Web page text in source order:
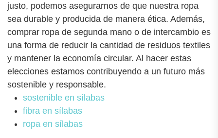
justo, podemos asegurarnos de que nuestra ropa
sea durable y producida de manera ética. Además,
comprar ropa de segunda mano o de intercambio es
una forma de reducir la cantidad de residuos textiles
y mantener la economía circular. Al hacer estas
elecciones estamos contribuyendo a un futuro más
sostenible y responsable.
sostenible en sílabas
fibra en sílabas
ropa en sílabas